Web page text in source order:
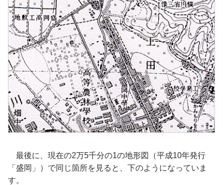
最後に、現在の2万5千分の1の地形図（平成10年発行
「盛岡」）で同じ箇所を見ると、下のようになっていま
す。